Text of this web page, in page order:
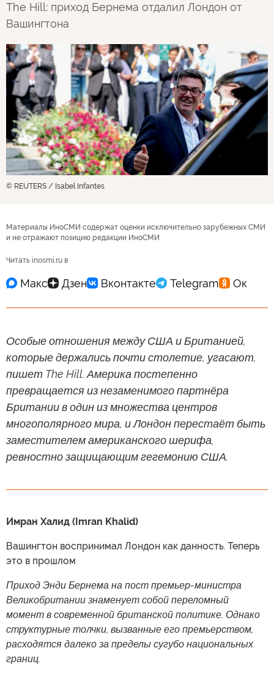
The Hill: приход Бернема отдалил Лондон от
Вашингтона
© REUTERS / Isabel Infantes
Материалы ИноСМИ содержат оценки исключительно зарубежных СМИ
и не отражают позицию редакции ИноСМИ
Читать inosmi.ru в
Особые отношения между США и Британией,
которые держались почти столетие, угасают,
пишет The Hill. Америка постепенно
превращается из незаменимого партнёра
Британии в один из множества центров
многополярного мира, и Лондон перестаёт быть
заместителем американского шерифа,
ревностно защищающим гегемонию США.
Имран Халид (Imran Khalid)
Вашингтон воспринимал Лондон как данность. Теперь
это в прошлом
Приход Энди Бернема на пост премьер-министра
Великобритании знаменует собой переломный
момент в современной британской политике. Однако
структурные толчки, вызванные его премьерством,
расходятся далеко за пределы сугубо национальных
границ.